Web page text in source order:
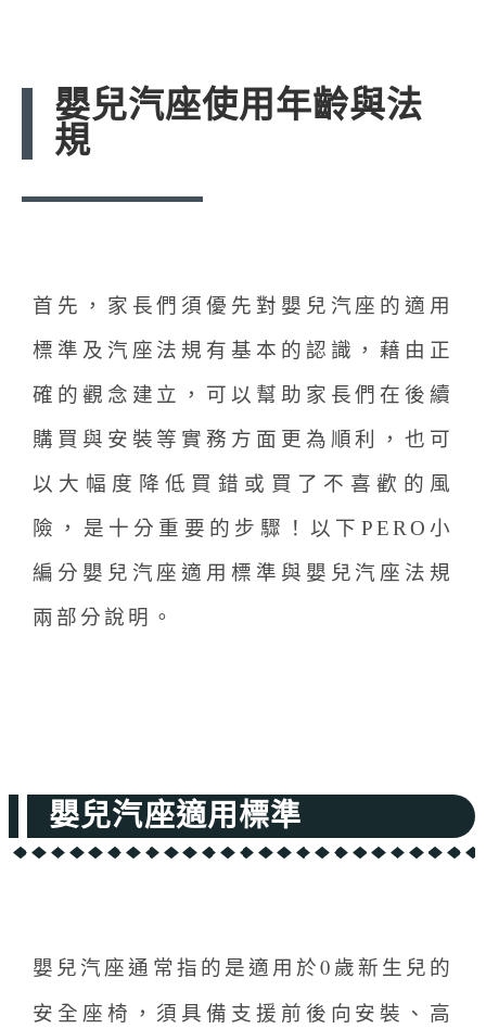
嬰兒汽座使用年齡與法
規
首先，家長們須優先對嬰兒汽座的適用
標準及汽座法規有基本的認識，藉由正
確的觀念建立，可以幫助家長們在後續
購買與安裝等實務方面更為順利，也可
以大幅度降低買錯或買了不喜歡的風
險，是十分重要的步驟！以下PERO小
編分嬰兒汽座適用標準與嬰兒汽座法規
兩部分說明。
嬰兒汽座適用標準
嬰兒汽座通常指的是適用於0歲新生兒的
安全座椅，須具備支援前後向安裝、高